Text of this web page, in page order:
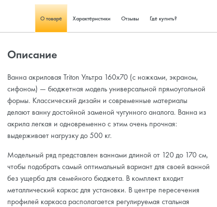
О товаре Характеристики Отзывы Где купить?
Описание
Ванна акриловая Triton Ультра 160x70 (с ножками, экраном,
сифоном) — бюджетная модель универсальной прямоугольной
формы. Классический дизайн и современные материалы
делают ванну достойной заменой чугунного аналога. Ванна из
акрила легкая и одновременно с этим очень прочная:
выдерживает нагрузку до 500 кг.
Модельный ряд представлен ваннами длиной от 120 до 170 см,
чтобы подобрать самый оптимальный вариант для своей ванной
без ущерба для семейного бюджета. В комплект входит
металлический каркас для установки. В центре пересечения
профилей каркаса располагается регулируемая стальная